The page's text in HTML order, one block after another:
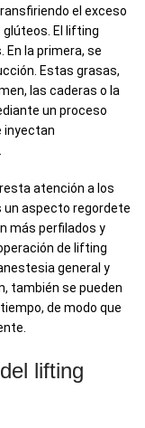
el exceso
El lifting
la primera, se
Estas grasas,
las caderas o la
un proceso
inyectan
atención a los
aspecto regordete
más perfilados y
de lifting
general y
también se pueden
de modo que
lifting